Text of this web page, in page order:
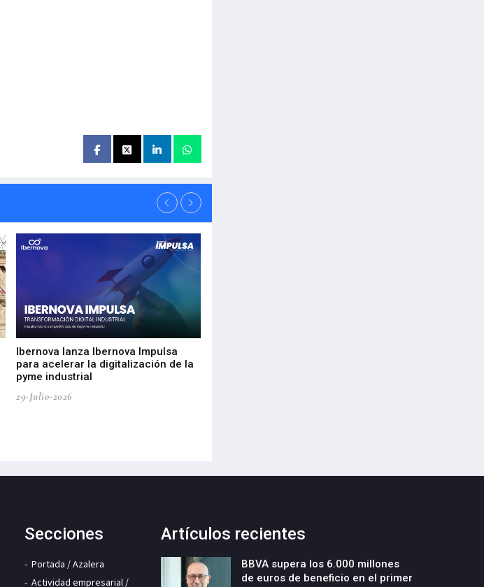
Ibernova lanza Ibernova Impulsa
para acelerar la digitalización de la
pyme industrial
29-Julio-2026
Secciones
Portada / Azalera
Actividad empresarial /
Artículos recientes
BBVA supera los 6.000 millones
de euros de beneficio en el primer